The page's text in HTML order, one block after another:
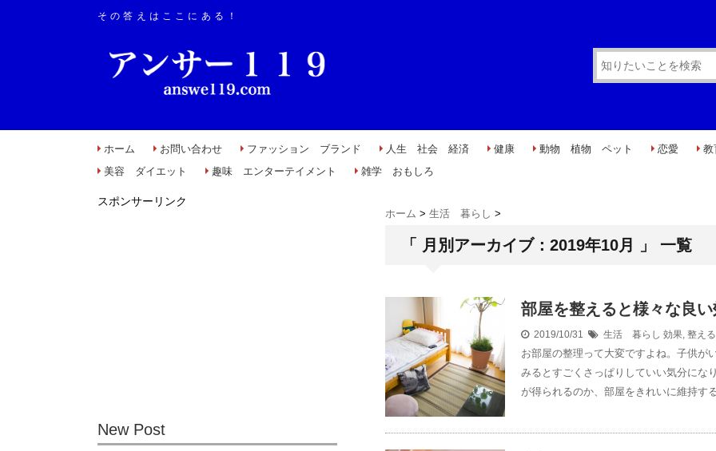
その答えはここにある！
ホーム お問い合わせ ファッション ブランド 人生 社会 経済 健康 動物 植物 ペット 恋愛
美容 ダイエット
趣味 エンターテイメント 雑学 おもしろ
ホーム > 生活 暮らし >
「 月別アーカイブ：2019年10月 」 一覧
部屋を整えると様々な良
2019/10/31 生活 暮らし 効果, 整える
お部屋の整理って大変ですよね。子供が
みるとすごくさっぱりしていい気分にな
が得られるのか、部屋をきれいに維持す
スポンサーリンク
New Post